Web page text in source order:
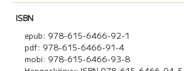
ISBN
epub: 978-615-6466-92-1
pdf: 978-615-6466-91-4
mobi: 978-615-6466-93-8